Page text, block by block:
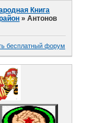
Книга
»Антонов
бесплатный форум